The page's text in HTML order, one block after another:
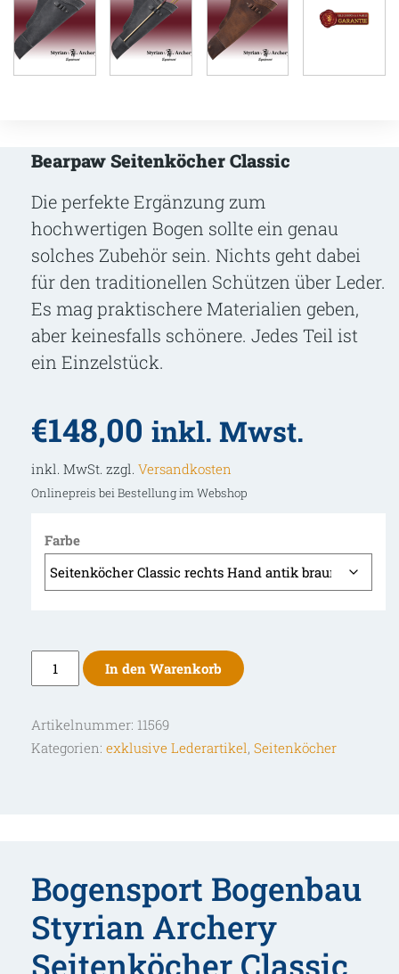
Bearpaw Seitenköcher Classic
Die perfekte Ergänzung zum
hochwertigen Bogen sollte ein genau
solches Zubehör sein. Nichts geht dabei
für den traditionellen Schützen über Leder.
Es mag praktischere Materialien geben,
aber keinesfalls schönere. Jedes Teil ist
ein Einzelstück.
€148,00 inkl. Mwst.
inkl. MwSt. zzgl. Versandkosten
Onlinepreis bei Bestellung im Webshop
Farbe
Styrian
Archery
Classic
Menge
In den Warenkorb
Artikelnummer: 11569
Kategorien: exklusive Lederartikel, Seitenköcher
Bogensport Bogenbau
Styrian Archery
Seitenköcher Classic